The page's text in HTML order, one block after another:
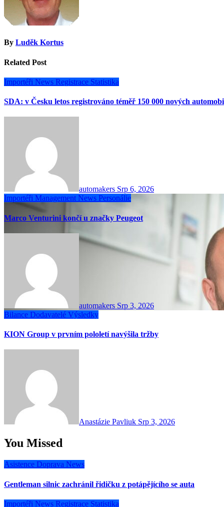
By Luděk Kortus
Related Post
Importéři News Registrace Statistika
SDA: v Česku letos registrováno téměř 150 000 nových
automakers Srp 6, 2026
Importéři Management News Personálie
Marco Venturini končí u značky Peugeot
automakers Srp 3, 2026
Bilance Dodavatelé Výsledky
KION Group v prvním pololetí navýšila tržby
Anastázie Pavliuk Srp 3, 2026
You Missed
Asistence Doprava News
Gentleman silnic zachránil řidičku z potápějícího se auta
Importéři News Registrace Statistika